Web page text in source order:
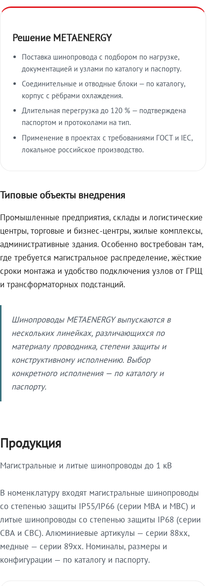
Решение METAENERGY
Поставка шинопровода с подбором по нагрузке,
документацией и узлами по каталогу и паспорту.
Соединительные и отводные блоки — по каталогу,
корпус с рёбрами охлаждения.
Длительная перегрузка до 120 % — подтверждена
паспортом и протоколами на тип.
Применение в проектах с требованиями ГОСТ и IEC,
локальное российское производство.
Типовые объекты внедрения
Промышленные предприятия, склады и логистические
центры, торговые и бизнес-центры, жилые комплексы,
административные здания. Особенно востребован там,
где требуется магистральное распределение, жёсткие
сроки монтажа и удобство подключения узлов от ГРЩ
и трансформаторных подстанций.
Шинопроводы METAENERGY выпускаются в
нескольких линейках, различающихся по
материалу проводника, степени защиты и
конструктивному исполнению. Выбор
конкретного исполнения — по каталогу и
паспорту.
Продукция
Магистральные и литые шинопроводы до 1 кВ
В номенклатуру входят магистральные шинопроводы
со степенью защиты IP55/IP66 (серии МВА и МВС) и
литые шинопроводы со степенью защиты IP68 (серии
СВА и СВС). Алюминиевые артикулы — серии 88xx,
медные — серии 89xx. Номиналы, размеры и
конфигурации — по каталогу и паспорту.